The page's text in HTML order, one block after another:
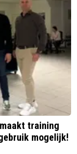
training
mogelijk!